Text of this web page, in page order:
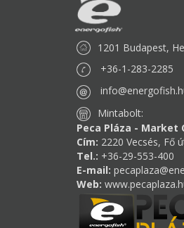
1201 Budapest,
+36-1-283-2285
Mintabolt:
Peca Pláza - Market
Cím: 2220 Vecsés, Fő
Tel.: +36-29-553-400
E-mail:
Web: